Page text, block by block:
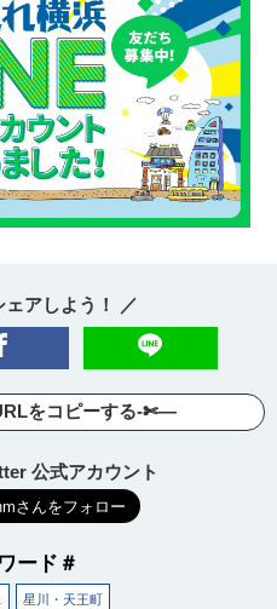
ェアしよう！ ／
をコピーする-✄—
公式アカウント
ード＃
星川・天王町